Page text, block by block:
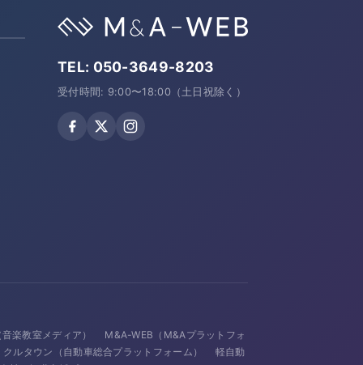
TEL: 050-3649-8203
受付時間: 9:00〜18:00（土日祝除く）
楽教室メディア）
M&A-WEB（M&Aプラットフォ
クルタウン（自動車総合プラットフォーム）
軽自動